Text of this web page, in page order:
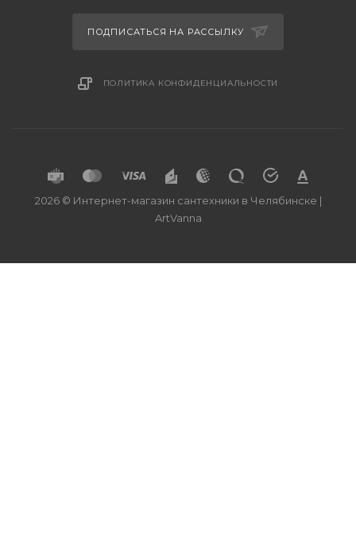
ПОДПИСАТЬСЯ НА РАССЫЛКУ
ПОЛИТИКА КОНФИДЕНЦИАЛЬНОСТИ
2026 © Интернет-магазин сантехники в Челябинске |
ArtVanna